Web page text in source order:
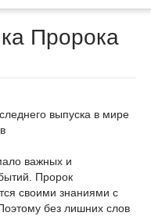
Пророка
выпуска в мире
важных и
Пророк
своими знаниями с
без лишних слов